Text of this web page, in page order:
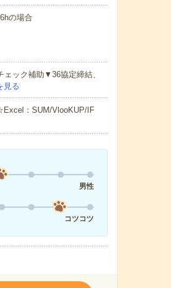
の場合
ック補助▼36協定締結、
見る
：SUM/VlooKUP/IF
男性
コツコツ